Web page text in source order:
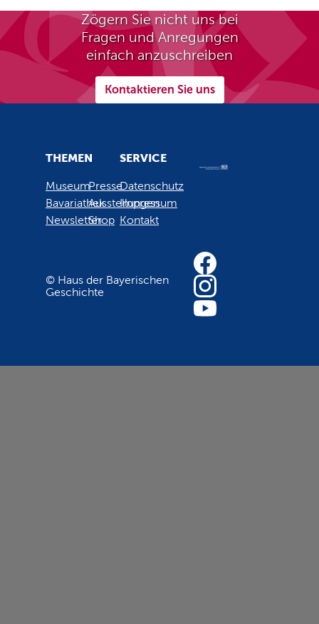
Zögern Sie nicht uns bei
Fragen und Anregungen
einfach anzuschreiben
Kontaktieren Sie uns
THEMEN
Museum
Bavariathek
Newsletter
Presse
Ausstellungen
Shop
SERVICE
Datenschutz
Impressum
Kontakt
© Haus der Bayerischen
Geschichte